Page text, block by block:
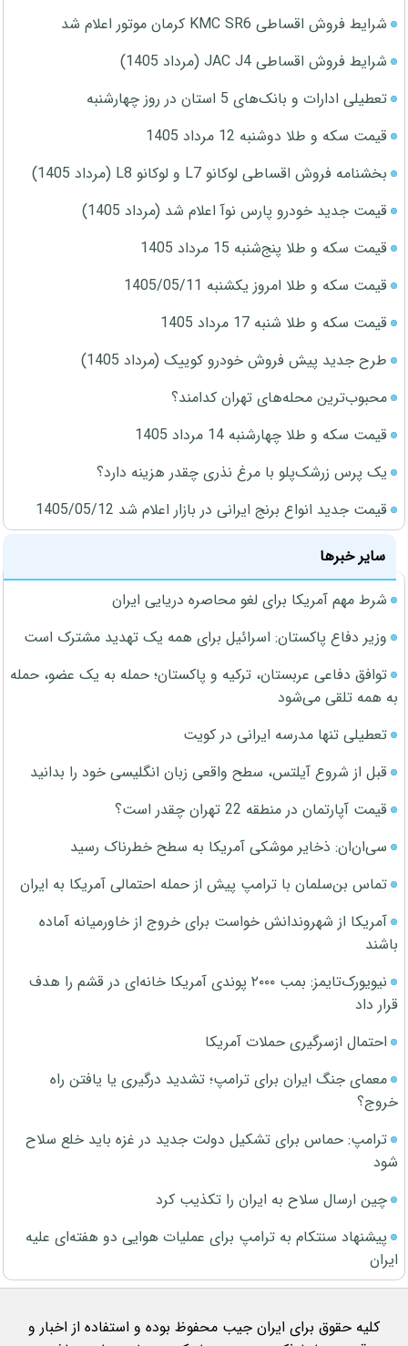
شرایط فروش اقساطی KMC SR6 کرمان موتور اعلام شد
شرایط فروش اقساطی JAC J4 (مرداد 1405)
تعطیلی ادارات و بانک‌های 5 استان در روز چهارشنبه
قیمت سکه و طلا دوشنبه 12 مرداد 1405
بخشنامه فروش اقساطی لوکانو L7 و لوکانو L8 (مرداد 1405)
قیمت جدید خودرو پارس نوآ اعلام شد (مرداد 1405)
قیمت سکه و طلا پنج‌شنبه 15 مرداد 1405
قیمت سکه و طلا امروز یکشنبه 1405/05/11
قیمت سکه و طلا شنبه 17 مرداد 1405
طرح جدید پیش فروش خودرو کوییک (مرداد 1405)
محبوب‌ترین محله‌های تهران کدامند؟
قیمت سکه و طلا چهارشنبه 14 مرداد 1405
یک پرس زرشک‌پلو با مرغ نذری چقدر هزینه دارد؟
قیمت جدید انواع برنج ایرانی در بازار اعلام شد 1405/05/12
سایر خبرها
شرط مهم آمریکا برای لغو محاصره دریایی ایران
وزیر دفاع پاکستان: اسرائیل برای همه یک تهدید مشترک است
توافق دفاعی عربستان، ترکیه و پاکستان؛ حمله به یک عضو، حمله
به همه تلقی می‌شود
تعطیلی تنها مدرسه ایرانی در کویت
قبل از شروع آیلتس، سطح واقعی زبان انگلیسی خود را بدانید
قیمت آپارتمان در منطقه 22 تهران چقدر است؟
سی‌ان‌ان: ذخایر موشکی آمریکا به سطح خطرناک رسید
تماس بن‌سلمان با ترامپ پیش از حمله احتمالی آمریکا به ایران
آمریکا از شهروندانش خواست برای خروج از خاورمیانه آماده
باشند
نیویورک‌تایمز: بمب ۲۰۰۰ پوندی آمریکا خانه‌ای در قشم را هدف
قرار داد
احتمال ازسرگیری حملات آمریکا
معمای جنگ ایران برای ترامپ؛ تشدید درگیری یا یافتن راه
خروج؟
ترامپ: حماس برای تشکیل دولت جدید در غزه باید خلع سلاح
شود
چین ارسال سلاح به ایران را تکذیب کرد
پیشنهاد سنتکام به ترامپ برای عملیات هوایی دو هفته‌ای علیه
ایران
کلیه حقوق برای ایران جیب محفوظ بوده و استفاده از اخبار و